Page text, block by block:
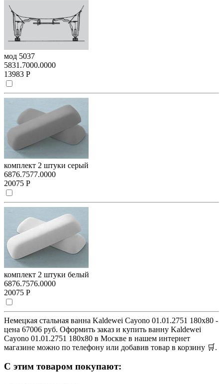
мод 5037
5831.7000.0000
13983 Р
комплект 2 штуки серый
6876.7577.0000
20075 Р
комплект 2 штуки белый
6876.7576.0000
20075 Р
Немецкая стальная ванна Kaldewei Cayono 01.01.2751 180x80 -
цена 67006 руб. Оформить заказ и купить ванну Kaldewei
Cayono 01.01.2751 180x80 в Москве в нашем интернет
магазине можно по телефону или добавив товар в корзину 🛒.
С этим товаром покупают: